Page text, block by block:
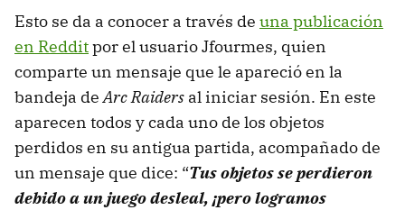
Esto se da a conocer a través de una publicación
en Redditpor el usuario Jfourmes, quien
comparte un mensaje que le apareció en la
bandeja deArc Raiders al iniciar sesión. En este
aparecen todos y cada uno de los objetos
perdidos en su antigua partida, acompañado de
un mensaje que dice: “Tus objetos se perdieron
debido a un juego desleal, ¡pero logramos